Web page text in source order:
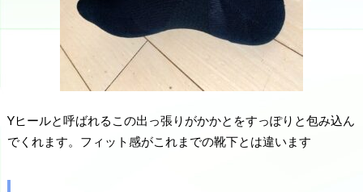
Yヒールと呼ばれるこの出っ張りがかかとをすっぽりと包み込ん
でくれます。フィット感がこれまでの靴下とは違います